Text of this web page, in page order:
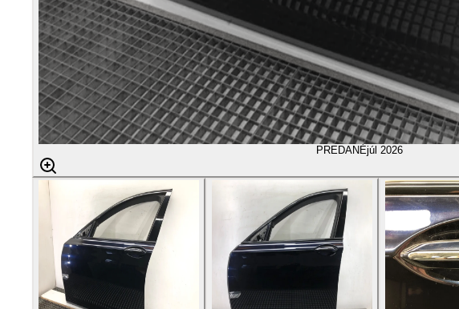
PREDANÉjúl 2026